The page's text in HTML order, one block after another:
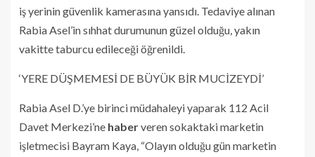
iş yerinin güvenlik kamerasına yansıdı. Tedaviye alınan
Rabia Asel’in sıhhat durumunun güzel olduğu, yakın
vakitte taburcu edileceği öğrenildi.
‘YERE DÜŞMEMESİ DE BÜYÜK BİR MUCİZEYDİ’
Rabia Asel D.’ye birinci müdahaleyi yaparak 112 Acil
Davet Merkezi’ne haberveren sokaktaki marketin
işletmecisi Bayram Kaya, “Olayın olduğu gün marketin